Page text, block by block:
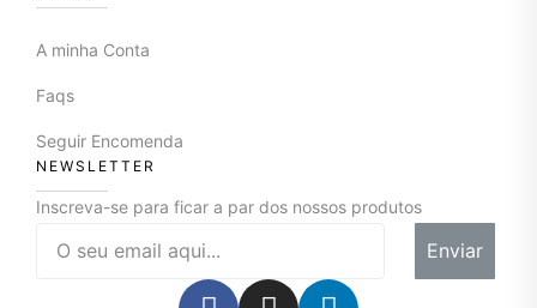
A minha Conta
Faqs
Seguir Encomenda
NEWSLETTER
Inscreva-se para ficar a par dos nossos produtos
Enviar